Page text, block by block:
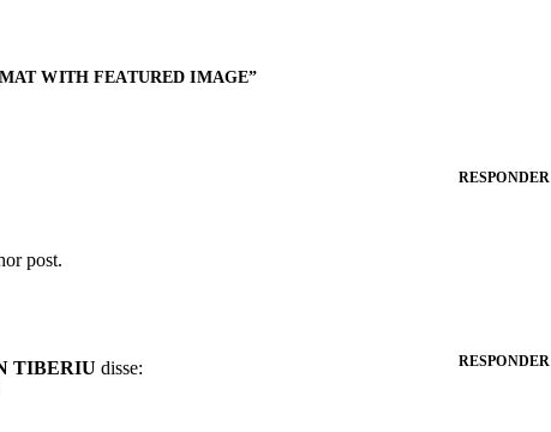
WITH FEATURED IMAGE”
post.
RESPONDER
TIBERIU disse: RESPONDER